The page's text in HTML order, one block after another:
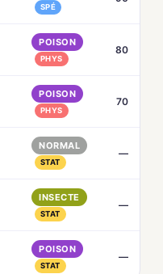
SPÉ
POISON
PHYS
80
POISON
PHYS
70
NORMAL
STAT
—
INSECTE
STAT
—
POISON
STAT
—